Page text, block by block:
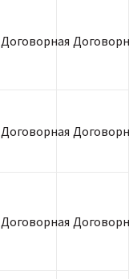
Договорная
Договорная
Договорная